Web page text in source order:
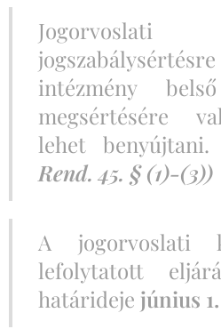
intézmény
megsértésére
lehet benyújtani.
Rend. 45. § (1)-(3))
A jogorvoslati
lefolytatott
határideje június 1.